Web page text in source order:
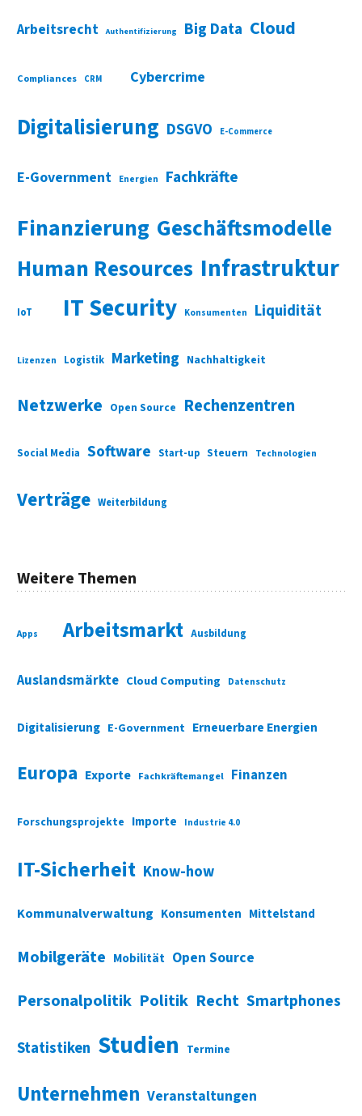
Arbeitsrecht Authentifizierung Big Data Cloud
Compliances CRM Cybercrime
Digitalisierung DSGVO E-Commerce
E-Government Energien Fachkräfte
Finanzierung Geschäftsmodelle
Human Resources Infrastruktur
IoT IT Security Konsumenten Liquidität
Lizenzen Logistik Marketing Nachhaltigkeit
Netzwerke Open Source Rechenzentren
Social Media Software Start-up Steuern Technologien
Verträge Weiterbildung
Weitere Themen
Apps Arbeitsmarkt Ausbildung
Auslandsmärkte Cloud Computing Datenschutz
Digitalisierung E-Government Erneuerbare Energien
Europa Exporte Fachkräftemangel Finanzen
Forschungsprojekte Importe Industrie 4.0
IT-Sicherheit Know-how
Kommunalverwaltung Konsumenten Mittelstand
Mobilgeräte Mobilität Open Source
Personalpolitik Politik Recht Smartphones
Statistiken Studien Termine
Unternehmen Veranstaltungen